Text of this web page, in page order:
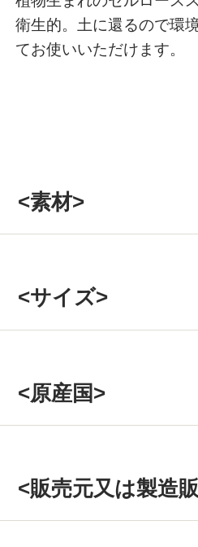
衛生的。土に還るので環
てお使いいただけます。
<素材>
<サイズ>
<原産国>
<販売元又は製造